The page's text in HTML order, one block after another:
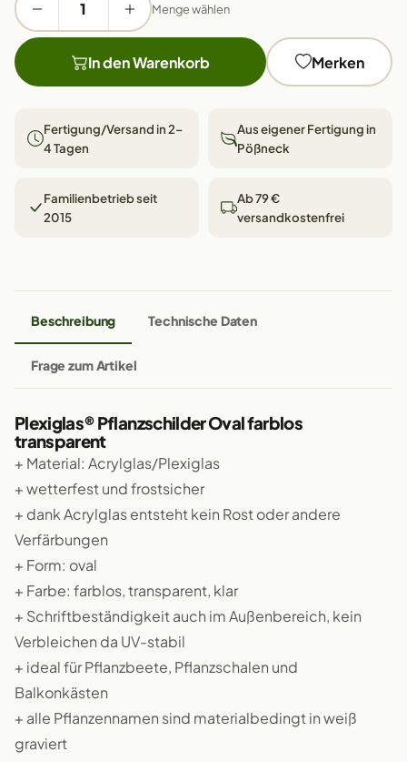
Menge wählen
In den Warenkorb Merken
Fertigung/Versand in 2–
4 Tagen
Aus eigener Fertigung in
Pößneck
Familienbetrieb seit
2015
Ab 79 €
versandkostenfrei
Beschreibung Technische Daten
Frage zum Artikel
Plexiglas® Pflanzschilder Oval farblos
transparent
+ Material: Acrylglas/Plexiglas
+ wetterfest und frostsicher
+ dank Acrylglas entsteht kein Rost oder andere
Verfärbungen
+ Form: oval
+ Farbe: farblos, transparent, klar
+ Schriftbeständigkeit auch im Außenbereich, kein
Verbleichen da UV-stabil
+ ideal für Pflanzbeete, Pflanzschalen und
Balkonkästen
+ alle Pflanzennamen sind materialbedingt in weiß
graviert